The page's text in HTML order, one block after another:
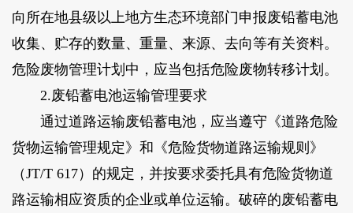
向所在地县级以上地方生态环境部门申报废铅蓄电池
收集、贮存的数量、重量、来源、去向等有关资料。
危险废物管理计划中，应当包括危险废物转移计划。
2.废铅蓄电池运输管理要求
通过道路运输废铅蓄电池，应当遵守《道路危险
货物运输管理规定》和《危险货物道路运输规则》
（JT/T 617）的规定，并按要求委托具有危险货物道
路运输相应资质的企业或单位运输。破碎的废铅蓄电